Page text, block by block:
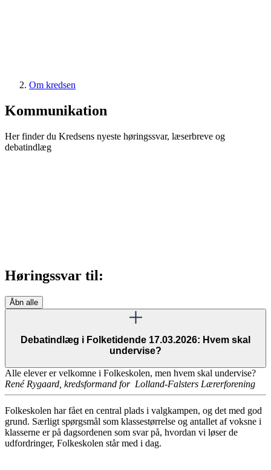
Om kredsen
Kommunikation
Her finder du Kredsens nyeste høringssvar, læserbreve og
debatindlæg
Høringssvar til:
Åbn alle
Debatindlæg i Folketidende 17.03.2026: Hvem skal
undervise?
Alle elever er velkomne i Folkeskolen, men hvem skal undervise?
René Rygaard, kredsformand for Lolland-Falsters Lærerforening
Folkeskolen har fået en central plads i valgkampen, og det med god
grund. Særligt spørgsmål som klassestørrelse og antallet af voksne i
klasserne er på dagsordenen som svar på, hvordan vi løser de
udfordringer, Folkeskolen står med i dag.